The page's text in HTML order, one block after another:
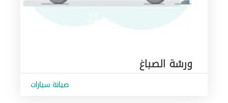
ورشة الصباغ
صيانة سيارات